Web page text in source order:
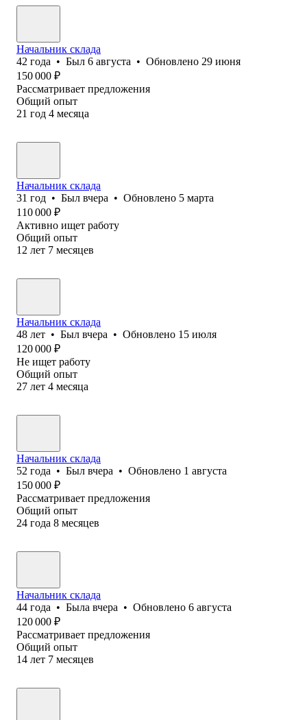
Начальник склада
42 года • Был 6 августа • Обновлено 29 июня
150 000 ₽
Рассматривает предложения
Общий опыт
21 год 4 месяца
Начальник склада
31 год • Был вчера • Обновлено 5 марта
110 000 ₽
Активно ищет работу
Общий опыт
12 лет 7 месяцев
Начальник склада
48 лет • Был вчера • Обновлено 15 июля
120 000 ₽
Не ищет работу
Общий опыт
27 лет 4 месяца
Начальник склада
52 года • Был вчера • Обновлено 1 августа
150 000 ₽
Рассматривает предложения
Общий опыт
24 года 8 месяцев
Начальник склада
44 года • Была вчера • Обновлено 6 августа
120 000 ₽
Рассматривает предложения
Общий опыт
14 лет 7 месяцев